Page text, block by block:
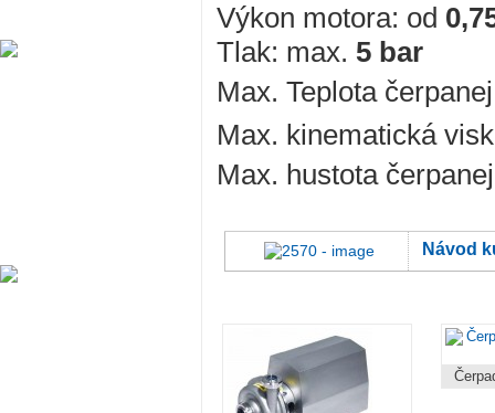
príslušenstvo
manometre
Výkon motora: od
Tlak: max. 5 bar
Max. Teplota
Max. kinematická
Max. hustota
Návod